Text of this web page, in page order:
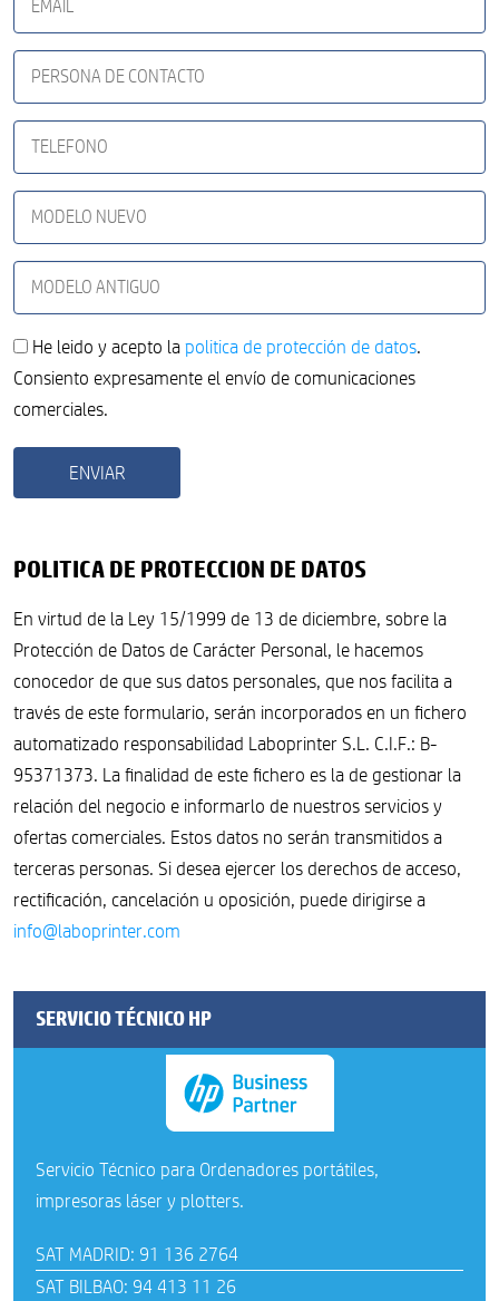
He leido y acepto lapolitica de protección de datos.
Consiento expresamente el envío de comunicaciones
comerciales.
POLITICA DE PROTECCION DE DATOS
En virtud de la Ley 15/1999 de 13 de diciembre, sobre la
Protección de Datos de Carácter Personal, le hacemos
conocedor de que sus datos personales, que nos facilita a
través de este formulario, serán incorporados en un fichero
automatizado responsabilidad Laboprinter S.L. C.I.F.: B-
95371373. La finalidad de este fichero es la de gestionar la
relación del negocio e informarlo de nuestros servicios y
ofertas comerciales. Estos datos no serán transmitidos a
terceras personas. Si desea ejercer los derechos de acceso,
rectificación, cancelación u oposición, puede dirigirse a
info@laboprinter.com
SERVICIO TÉCNICO HP
Servicio Técnico para Ordenadores portátiles,
impresoras láser y plotters.
SAT MADRID: 91 136 2764
SAT BILBAO: 94 413 11 26